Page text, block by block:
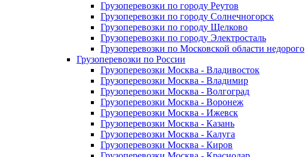
Грузоперевозки по городу Реутов
Грузоперевозки по городу Солнечногорск
Грузоперевозки по городу Щелково
Грузоперевозки по городу Электросталь
Грузоперевозки по Московской области недорого
Грузоперевозки по России
Грузоперевозки Москва - Владивосток
Грузоперевозки Москва - Владимир
Грузоперевозки Москва - Волгоград
Грузоперевозки Москва - Воронеж
Грузоперевозки Москва - Ижевск
Грузоперевозки Москва - Казань
Грузоперевозки Москва - Калуга
Грузоперевозки Москва - Киров